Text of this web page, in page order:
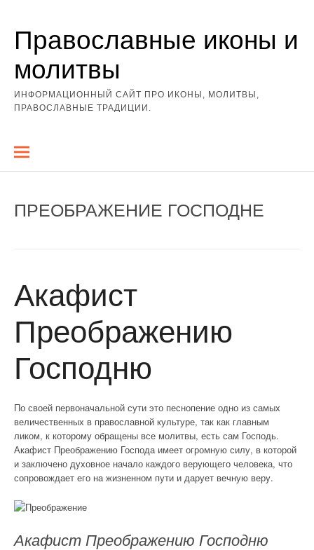
содержимому
Православные иконы и
молитвы
ИНФОРМАЦИОННЫЙ САЙТ ПРО ИКОНЫ, МОЛИТВЫ,
ПРАВОСЛАВНЫЕ ТРАДИЦИИ.
ПРЕОБРАЖЕНИЕ ГОСПОДНЕ
Акафист
Преображению
Господню
По своей первоначальной сути это песнопение одно из самых
величественных в православной культуре, так как главным
ликом, к которому обращены все молитвы, есть сам Господь.
Акафист Преображению Господа имеет огромную силу, в которой
и заключено духовное начало каждого верующего человека, что
сопровождает его на жизненном пути и дарует вечную веру.
Акафист Преображению Господню